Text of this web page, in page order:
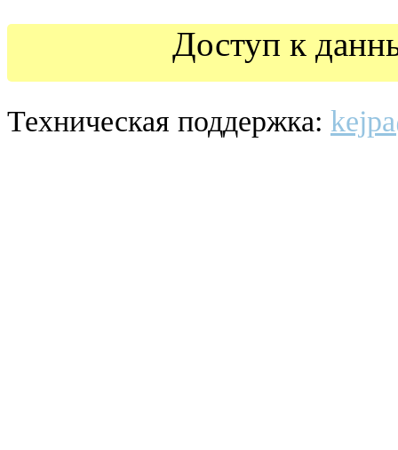
Доступ к
Техническая поддержка: